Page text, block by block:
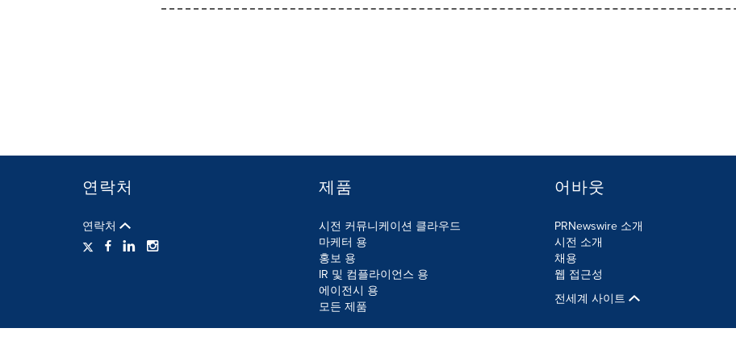
연락처
연락처
제품
시전 커뮤니케이션 클라우드
마케터 용
홍보 용
IR 및 컴플라이언스 용
에이전시 용
모든 제품
어바웃
PRNewswire 소개
시전 소개
채용
웹 접근성
전세계 사이트